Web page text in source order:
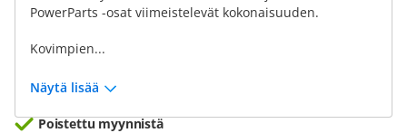
PowerParts -osat viimeistelevät kokonaisuuden.
Kovimpien...
Näytä lisää
Poistettu myynnistä